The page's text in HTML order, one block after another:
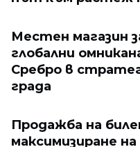
Местен магазин
глобални
Сребро в
града
Продажба на
максимизиране